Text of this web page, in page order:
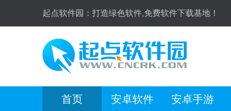
起点软件园： 打造绿色软件,免费软件下载基地！
首页 安卓软件 安卓手游